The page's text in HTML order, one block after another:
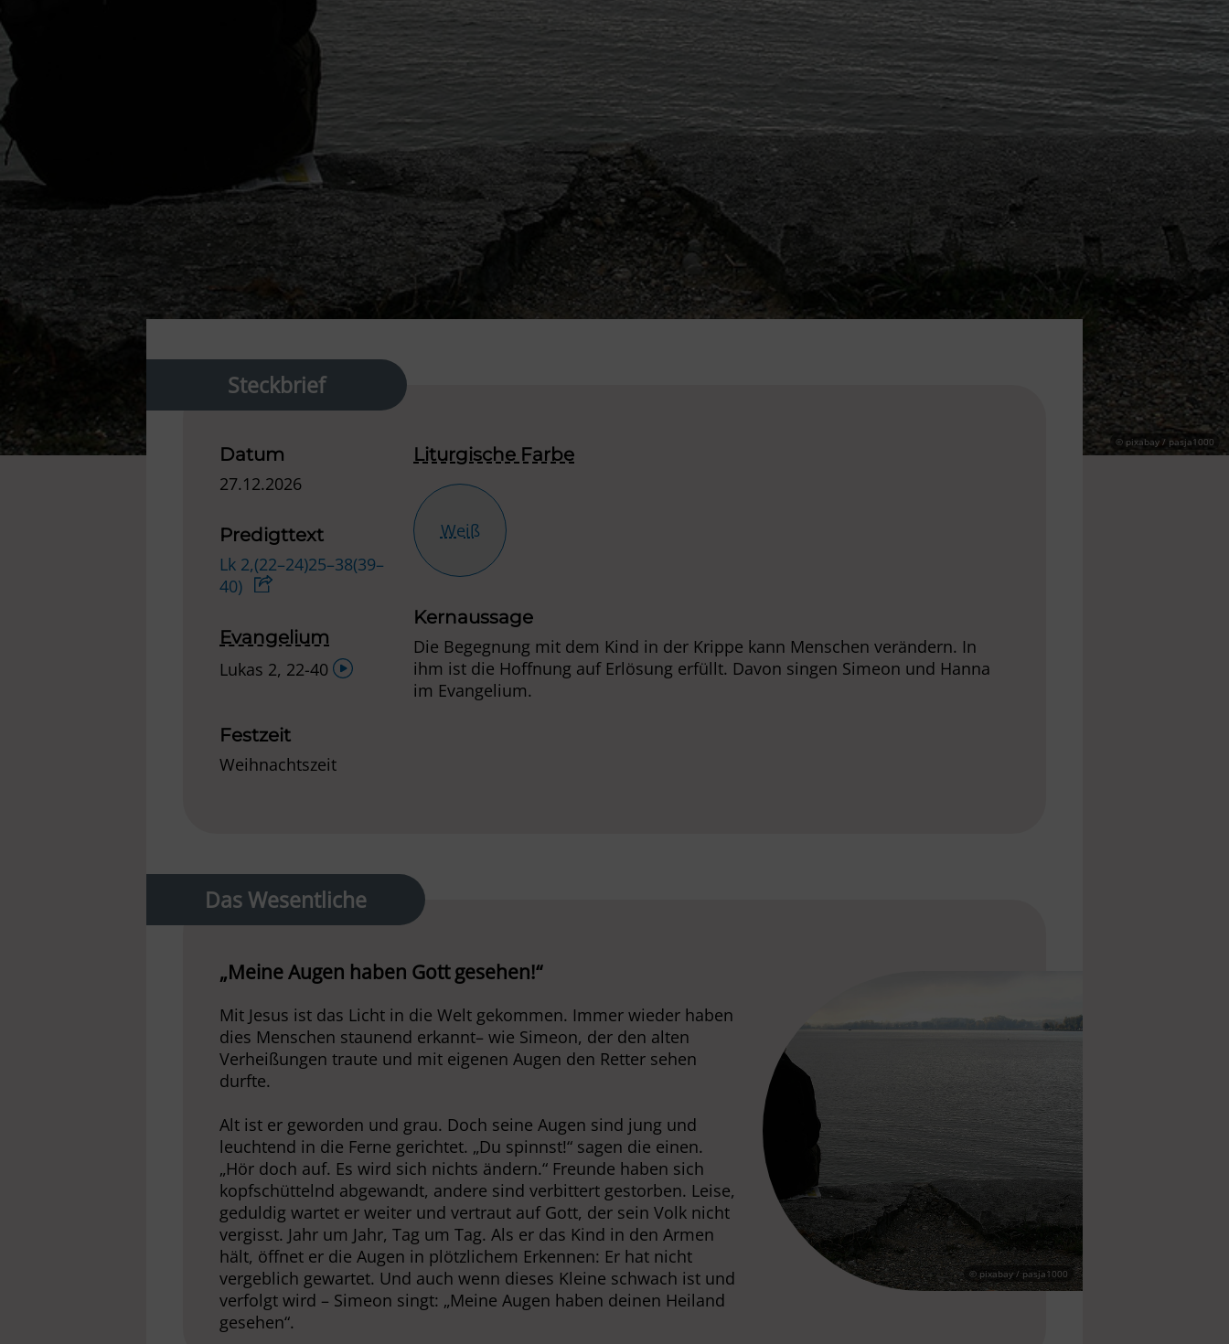
© pixabay / pasja1000
Steckbrief
Datum
27.12.2026
Predigttext
Lk 2,(22–24)25–38(39–
40)
Evangelium
Lukas 2, 22-40 Audio-
Festzeit
Weihnachtszeit
Liturgische Farbe
Weiß
Kernaussage
Die Begegnung mit dem Kind in der Krippe kann Menschen verändern. In
ihm ist die Hoffnung auf Erlösung erfüllt. Davon singen Simeon und Hanna
im Evangelium.
Das Wesentliche
„Meine Augen haben Gott gesehen!“
Mit Jesus ist das Licht in die Welt gekommen. Immer wieder haben
dies Menschen staunend erkannt– wie Simeon, der den alten
Verheißungen traute und mit eigenen Augen den Retter sehen
durfte.
Alt ist er geworden und grau. Doch seine Augen sind jung und
leuchtend in die Ferne gerichtet. „Du spinnst!“ sagen die einen.
„Hör doch auf. Es wird sich nichts ändern.“ Freunde haben sich
kopfschüttelnd abgewandt, andere sind verbittert gestorben. Leise,
geduldig wartet er weiter und vertraut auf Gott, der sein Volk nicht
vergisst. Jahr um Jahr, Tag um Tag. Als er das Kind in den Armen
hält, öffnet er die Augen in plötzlichem Erkennen: Er hat nicht
vergeblich gewartet. Und auch wenn dieses Kleine schwach ist und
verfolgt wird – Simeon singt: „Meine Augen haben deinen Heiland
gesehen“.
© pixabay / pasja1000